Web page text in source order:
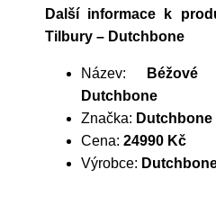
Další informace k
Tilbury – Dutchbone
Název:
Dutchbone
Značka: Dutchbone
Cena: 24990 Kč
Výrobce: